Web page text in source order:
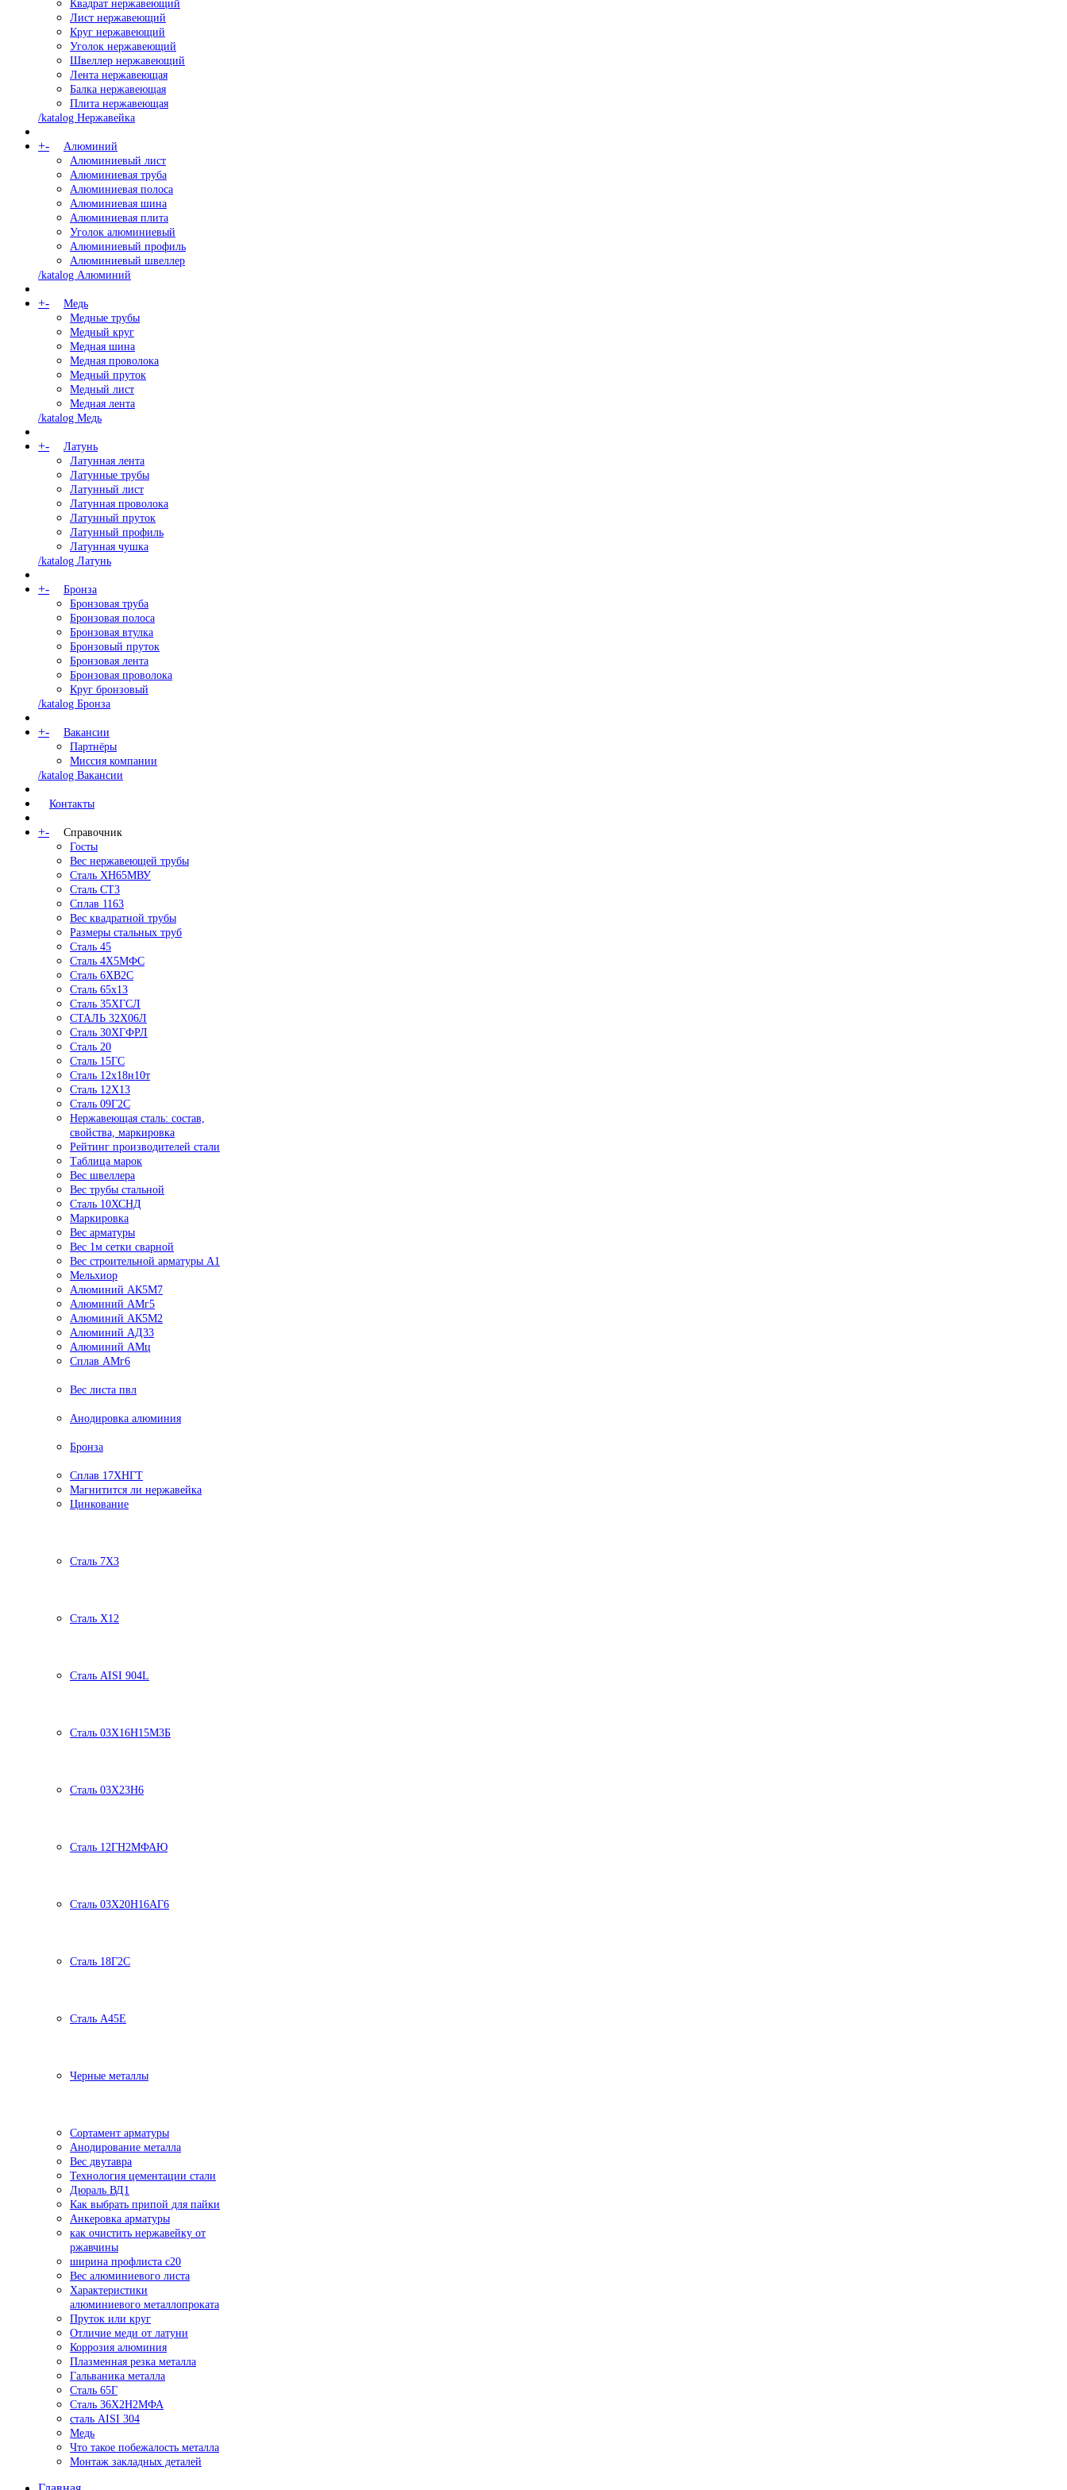
Квадрат нержавеющий
Лист нержавеющий
Круг нержавеющий
Уголок нержавеющий
Швеллер нержавеющий
Лента нержавеющая
Балка нержавеющая
Плита нержавеющая
/katalog Нержавейка
+-
Алюминий
Алюминиевый лист
Алюминиевая труба
Алюминиевая полоса
Алюминиевая шина
Алюминиевая плита
Уголок алюминиевый
Алюминиевый профиль
Алюминиевый швеллер
/katalog Алюминий
+-
Медь
Медные трубы
Медный круг
Медная шина
Медная проволока
Медный пруток
Медный лист
Медная лента
/katalog Медь
+-
Латунь
Латунная лента
Латунные трубы
Латунный лист
Латунная проволока
Латунный пруток
Латунный профиль
Латунная чушка
/katalog Латунь
+-
Бронза
Бронзовая труба
Бронзовая полоса
Бронзовая втулка
Бронзовый пруток
Бронзовая лента
Бронзовая проволока
Круг бронзовый
/katalog Бронза
+-
Вакансии
Партнёры
Миссия компании
/katalog Вакансии
Контакты
+-
Справочник
Госты
Вес нержавеющей трубы
Сталь ХН65МВУ
Сталь СТ3
Сплав 1163
Вес квадратной трубы
Размеры стальных труб
Сталь 45
Сталь 4Х5МФС
Сталь 6ХВ2С
Сталь 65х13
Сталь 35ХГСЛ
СТАЛЬ 32Х06Л
Сталь 30ХГФРЛ
Сталь 20
Сталь 15ГС
Сталь 12х18н10т
Сталь 12Х13
Сталь 09Г2С
Нержавеющая сталь: состав,
свойства, маркировка
Рейтинг производителей стали
Таблица марок
Вес швеллера
Вес трубы стальной
Сталь 10ХСНД
Маркировка
Вес арматуры
Вес 1м сетки сварной
Вес строительной арматуры А1
Мельхиор
Алюминий АК5М7
Алюминий АМг5
Алюминий АК5М2
Алюминий АД33
Алюминий АМц
Сплав АМг6
Вес листа пвл
Анодировка алюминия
Бронза
Сплав 17ХНГТ
Магнитится ли нержавейка
Цинкование
Сталь 7Х3
Сталь Х12
Сталь AISI 904L
Сталь 03Х16Н15М3Б
Сталь 03Х23Н6
Сталь 12ГН2МФАЮ
Сталь 03Х20Н16АГ6
Сталь 18Г2С
Сталь А45Е
Черные металлы
Сортамент арматуры
Анодирование металла
Вес двутавра
Технология цементации стали
Дюраль ВД1
Как выбрать припой для пайки
Анкеровка арматуры
как очистить нержавейку от
ржавчины
ширина профлиста с20
Вес алюминиевого листа
Характеристики
алюминиевого металлопроката
Пруток или круг
Отличие меди от латуни
Коррозия алюминия
Плазменная резка металла
Гальваника металла
Сталь 65Г
Сталь 36Х2Н2МФА
сталь AISI 304
Медь
Что такое побежалость металла
Монтаж закладных деталей